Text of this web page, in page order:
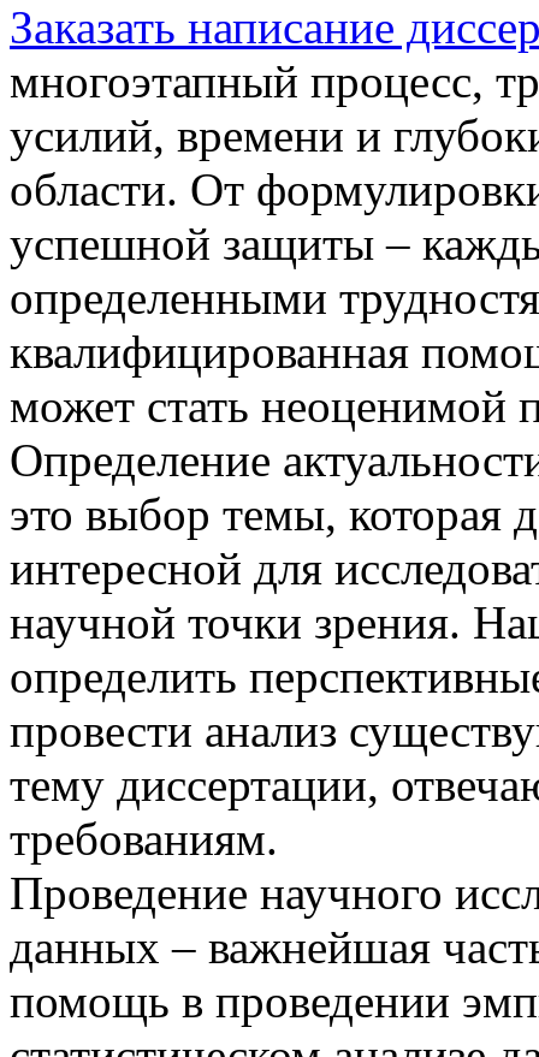
Заказать написание
многоэтапный процесс,
усилий, времени и
области. От
успешной защиты –
определенными
квалифицированная
может стать неоценимой
Определение
это выбор темы, которая
интересной для
научной точки зрения.
определить
провести анализ
тему диссертации,
требованиям.
Проведение научного
данных – важнейшая
помощь в проведении